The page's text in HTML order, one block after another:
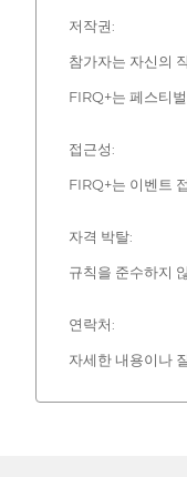
저작권:
참가자는 자신의
FIRQ+는 페스티
접근성:
FIRQ+는 이벤트
자격 박탈:
규칙을 준수하지
연락처:
자세한 내용이나